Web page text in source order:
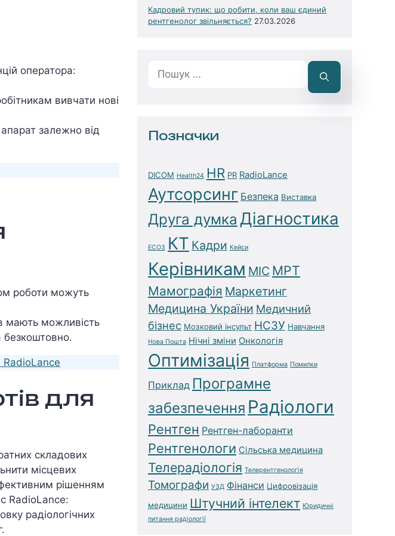
оператора:
вивчати нові
залежно від
роботи можуть
мають можливість
безкоштовно.
RadioLance
для
складових
місцевих
рішенням
RadioLance:
радіологічних
Кадровий тупик: що робити, коли ваш єдиний
рентгенолог звільняється? 27.03.2026
Позначки
DICOM Health24 HR PR RadioLance
Аутсорсинг Безпека Виставка
Друга думка Діагностика
ЕСОЗ КТ Кадри Кейси
Керівникам МІС МРТ
Мамографія Маркетинг
Медицина України Медичний
бізнес Мозковий інсульт НСЗУ Навчання
Нова Пошта Нічні зміни Онкологія
Оптимізація Платформа Помилки
Приклад Програмне
забезпечення Радіологи
Рентген Рентген-лаборанти
Рентгенологи Сільська медицина
Телерадіологія Телерентгенологія
Томографи УЗД Фінанси Цифровізація
медицини Штучний інтелект Юридичні
питання радіології